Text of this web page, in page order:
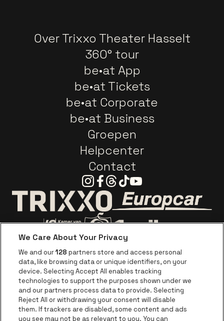
Over Trixxo Theater Hasselt
360° tour
be•at App
be•at Tickets
be•at Corporate
be•at Business
Groepen
Helpcenter
Contact
Instagram
Facebook
Threads
TiktokYoutube
Ga naar de website van Trixxo
Ga naar de website van Voka Limburg
Ga naar de website
Ga naar de website van Coca-Cola
Ga naar de website van
Ga naar de
Ga naar de website van Champagne
Ga naar de website
We Care About Your Privacy
We and our128 partners store and access personal
data, like browsing data or unique identifiers, on your
device. Selecting Accept All enables tracking
technologies to support the purposes shown under we
and our partners process data to provide. Selecting
Reject All or withdrawing your consent will disable
them. If trackers are disabled, some content and ads
you see may not be as relevant to you. You can